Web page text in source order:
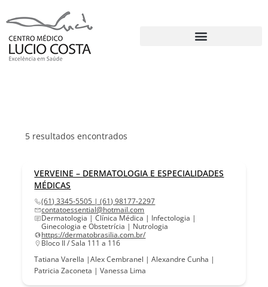
5 resultados encontrados
VERVEINE – DERMATOLOGIA E ESPECIALIDADES
MÉDICAS
(61) 3345-5505 | (61) 98177-2297
contatoessential@hotmail.com
Dermatologia | Clínica Médica | Infectologia |
Ginecologia e Obstetrícia | Nutrologia
https://dermatobrasilia.com.br/
Bloco II / Sala 111 a 116
Tatiana Varella |Alex Cembranel | Alexandre Cunha |
Patricia Zaconeta | Vanessa Lima